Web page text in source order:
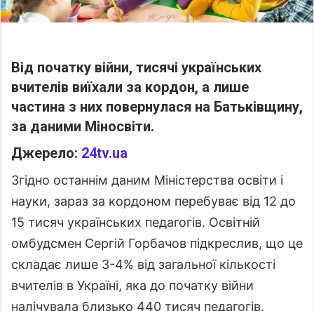
Від початку війни, тисячі українських
вчителів виїхали за кордон, а лише
частина з них повернулася на Батьківщину,
за даними Міносвіти.
Джерело: 24tv.ua
Згідно останнім даним Міністерства освіти і
науки, зараз за кордоном перебуває від 12 до
15 тисяч українських педагогів. Освітній
омбудсмен Сергій Горбачов підкреслив, що це
складає лише 3-4% від загальної кількості
вчителів в Україні, яка до початку війни
налічувала близько 440 тисяч педагогів.